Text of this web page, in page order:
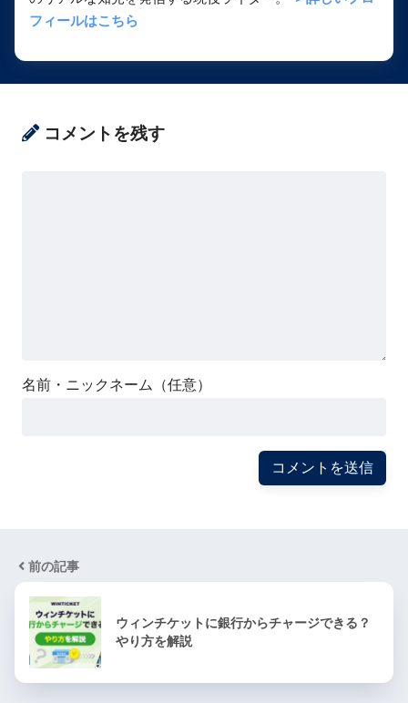
フィールはこちら
コメントを残す
名前・ニックネーム（任意）
前の記事
ウィンチケットに銀行からチャージできる？
やり方を解説